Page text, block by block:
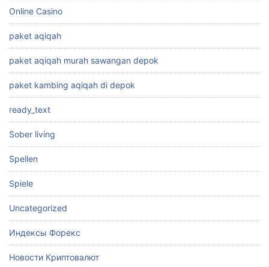
Online Casino
paket aqiqah
paket aqiqah murah sawangan depok
paket kambing aqiqah di depok
ready_text
Sober living
Spellen
Spiele
Uncategorized
Индексы Форекс
Новости Криптовалют